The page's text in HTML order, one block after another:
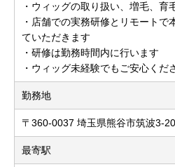
・ウィッグの取り扱い、増毛、育
・店舗での実務研修とリモートで
ていただきます
・研修は勤務時間内に行います
・ウィッグ未経験でもご安心くだ
勤務地
〒360-0037 埼玉県熊谷市筑波3-
最寄駅